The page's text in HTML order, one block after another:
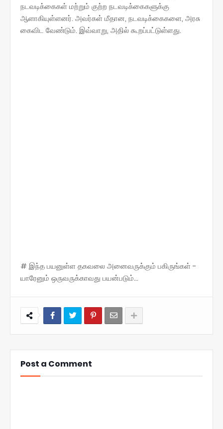
நடவடிக்கைகள் மற்றும் குற்ற நடவடிக்கைகளுக்கு
ஆளாகியுள்ளனர். அவர்கள் மீதான, நடவடிக்கைகளை, அரசு
கைவிட வேண்டும். இவ்வாறு, அதில் கூறப்பட்டுள்ளது.
# இந்த பயனுள்ள தகவலை அனைவருக்கும் பகிருங்கள் -
யாரேனும் ஒருவருக்காவது பயன்படும்...
Post a Comment